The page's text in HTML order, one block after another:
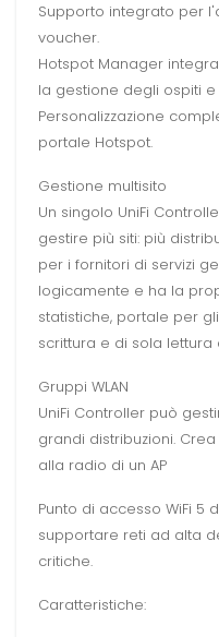
Supporto integrato per
voucher.
Hotspot Manager
la gestione degli ospiti
Personalizzazione
portale Hotspot.
Gestione multisito
Un singolo UniFi
gestire più siti: più
per i fornitori di servizi
logicamente e ha la
statistiche, portale per
scrittura e di sola
Gruppi WLAN
UniFi Controller può
grandi distribuzioni.
alla radio di un AP
Punto di accesso WiFi
supportare reti ad alta
critiche.
Caratteristiche: